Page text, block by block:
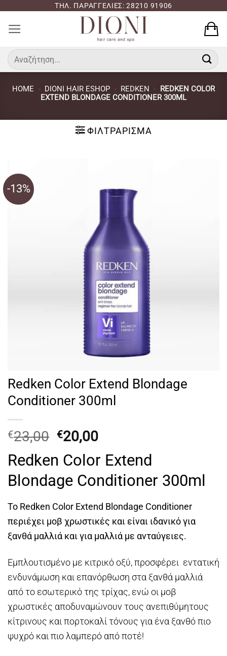
περιεχόμενο
ΤΗΛ. ΠΑΡΑΓΓΕΛΙΕΣ: 28210 91906
Αναζήτηση
για:
HOME - DIONI HAIR ESHOP - REDKEN - REDKEN COLOR
EXTEND BLONDAGE CONDITIONER 300ML
ΦΙΛΤΡΆΡΙΣΜΑ
-13%
Redken Color Extend Blondage
Conditioner 300ml
€23,00 Original
price
was:
€23,00.
€20,00Η
τρέχουσα
τιμή
είναι:
€20,00.
Redken Color Extend
Blondage Conditioner 300ml
Το Redken Color Extend Blondage Conditioner
περιέχει μοβ χρωστικές και είναι ιδανικό για
ξανθά μαλλιά και για μαλλιά με ανταύγειες.
Εμπλουτισμένο με κιτρικό οξύ, προσφέρει εντατική
ενδυνάμωση και επανόρθωση στα ξανθά μαλλιά
από το εσωτερικό της τρίχας, ενώ οι μοβ
χρωστικές αποδυναμώνουν τους ανεπιθύμητους
κίτρινους και πορτοκαλί τόνους για ένα ξανθό πιο
ψυχρό και πιο λαμπερό από ποτέ!